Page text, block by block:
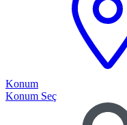
Konum
Konum Seç